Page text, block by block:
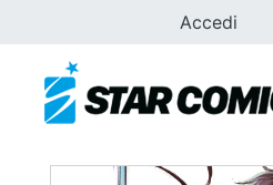
Accedi